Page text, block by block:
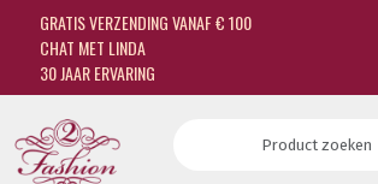
GRATIS VERZENDING VANAF € 100
CHAT MET LINDA
30 JAAR ERVARING